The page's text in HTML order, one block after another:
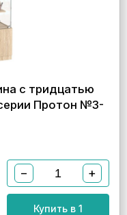
с тридцатью
Протон №3-
− +
Купить в 1